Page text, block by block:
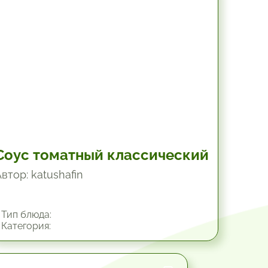
томатный классический
katushafin
блюда: